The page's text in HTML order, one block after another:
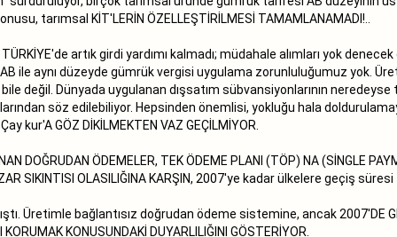
tarımsal KİT'LERİN ÖZELLEŞTİRİLMESİ TAMAMLANAMADI!..
TÜRKİYE'de artık girdi yardımı kalmadı; müdahale alımları yok
ile aynı düzeyde gümrük vergisi uygulama zorunluluğumuz yok.
değil. Dünyada uygulanan dışsatım sübvansiyonlarının neredeyse
söz edilebiliyor. Hepsinden önemlisi, yokluğu hala
kur'A GÖZ DİKİLMEKTEN VAZ GEÇİLMİYOR.
DOĞRUDAN ÖDEMELER, TEK ÖDEME PLANI (TÖP) NA (SİNGLE
SIKINTISI OLASILIĞINA KARŞIN, 2007'ye kadar ülkelere geçiş süresi
Üretimle bağlantısız doğrudan ödeme sistemine, ancak 2007'DE
KONUSUNDAKİ DUYARLILIĞINI GÖSTERİYOR.